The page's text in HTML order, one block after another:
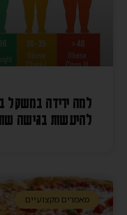
למה ירידה במשקל
להיעשות בגישה
מאמרים מקצועיים